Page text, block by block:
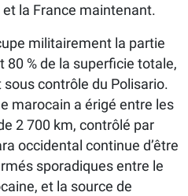
et la France maintenant.
militairement la partie
80 % de la superficie totale,
contrôle du Polisario.
marocain a érigé entre les
2 700 km, contrôlé par
occidental continue d’être
sporadiques entre le
et la source de